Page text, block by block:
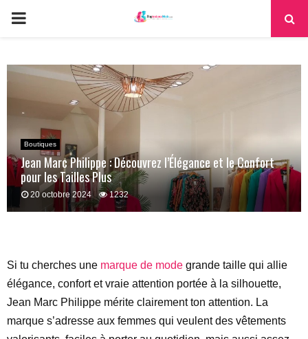
PRIMARY
Boutiques
Jean Marc Philippe : Découvrez l’Élégance et le Confort
pour les Tailles Plus
20 octobre 2024 1232
Si tu cherches une marque de mode grande taille qui allie
élégance, confort et vraie attention portée à la silhouette,
Jean Marc Philippe mérite clairement ton attention. La
marque s’adresse aux femmes qui veulent des vêtements